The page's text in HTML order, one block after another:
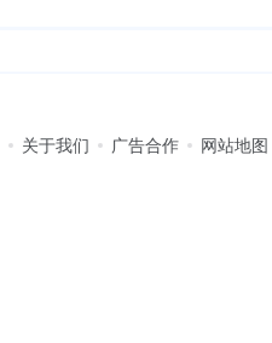
关于我们 广告合作 网站地图